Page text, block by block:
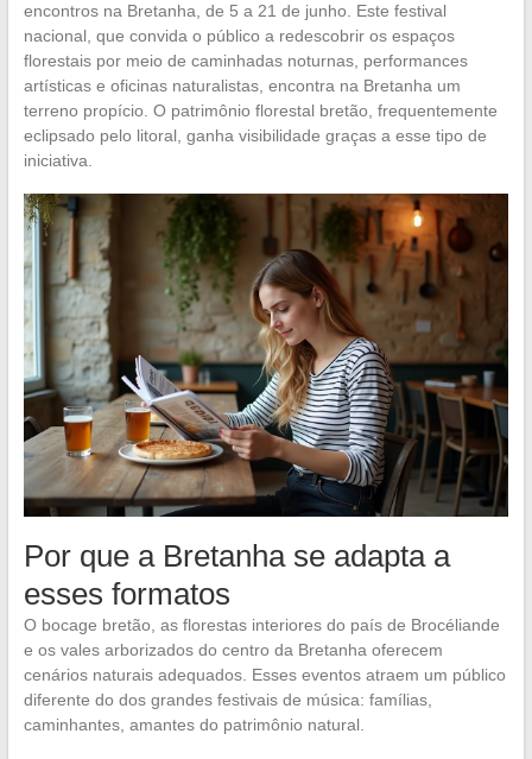
encontros na Bretanha, de 5 a 21 de junho. Este festival
nacional, que convida o público a redescobrir os espaços
florestais por meio de caminhadas noturnas, performances
artísticas e oficinas naturalistas, encontra na Bretanha um
terreno propício. O patrimônio florestal bretão, frequentemente
eclipsado pelo litoral, ganha visibilidade graças a esse tipo de
iniciativa.
Por que a Bretanha se adapta a
esses formatos
O bocage bretão, as florestas interiores do país de Brocéliande
e os vales arborizados do centro da Bretanha oferecem
cenários naturais adequados. Esses eventos atraem um público
diferente do dos grandes festivais de música: famílias,
caminhantes, amantes do patrimônio natural.